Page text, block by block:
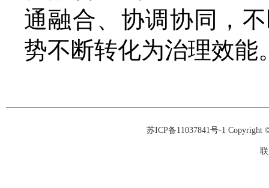
通融合、协调协同，
势不断转化为治理效能
苏ICP备11037841号-1 Copyright